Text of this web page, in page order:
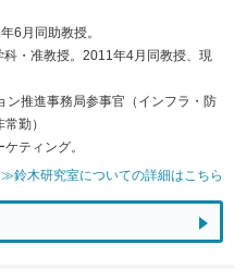
6月同助教授。
・准教授。2011年4月同教授、現
推進事務局参事官（インフラ・防
勤）
ティング。
≫鈴木研究室についての詳細はこちら